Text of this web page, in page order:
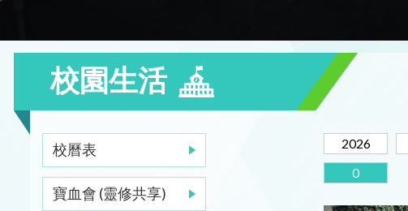
校園生活
校曆表
寶血會 (靈修共享)
2026
0